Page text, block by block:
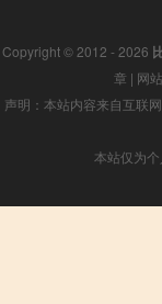
Copyright © 2012 - 2026
章 | 网
声明：本站内容来自互联
本站仅为